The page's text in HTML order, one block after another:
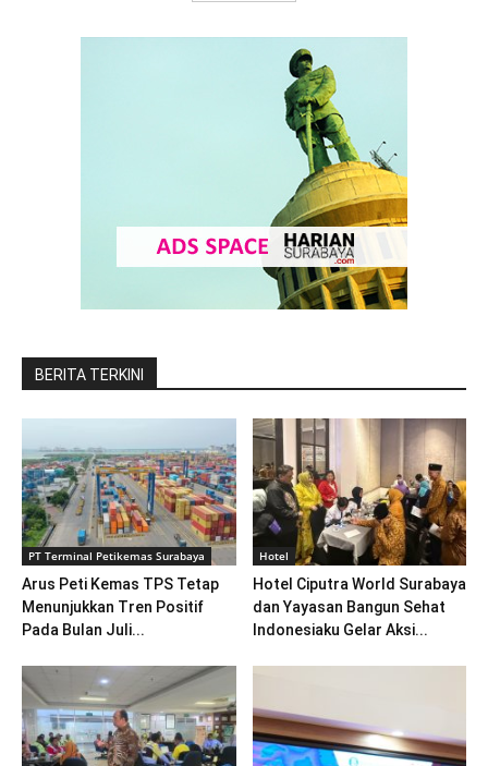
BERITA TERKINI
PT Terminal Petikemas Surabaya
Arus Peti Kemas TPS Tetap
Menunjukkan Tren Positif
Pada Bulan Juli...
Hotel
Hotel Ciputra World Surabaya
dan Yayasan Bangun Sehat
Indonesiaku Gelar Aksi...